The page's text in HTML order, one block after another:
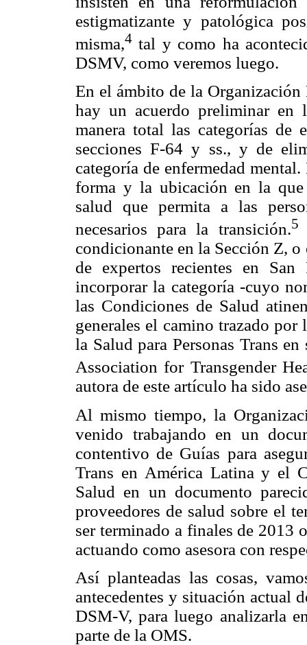
estigmatizante y patológica
misma,4 tal y como ha
DSMV, como veremos luego.
En el ámbito de la
hay un acuerdo preliminar en
manera total las categorías de
secciones F-64 y ss., y de
categoría de enfermedad
forma y la ubicación en la que
salud que permita a las
necesarios para la transición.5
condicionante en la Sección Z,
de expertos recientes en San
incorporar la categoría -cuyo
las Condiciones de Salud
generales el camino trazado por
la Salud para Personas Trans
Association for Transgender
autora de este artículo ha sido
Al mismo tiempo, la
venido trabajando en un
contentivo de Guías para
Trans en América Latina y el
Salud en un documento
proveedores de salud sobre el
ser terminado a finales de 2013
actuando como asesora con
Así planteadas las cosas,
antecedentes y situación actual
DSM-V, para luego analizarla
parte de la OMS.